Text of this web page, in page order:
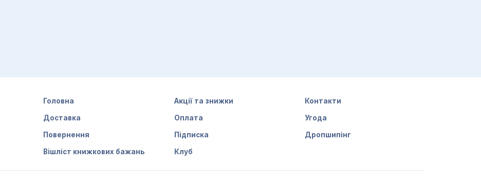
Головна Акції та знижки Контакти
Доставка Оплата Угода
Повернення Підписка Дропшипінг
Вішліст книжкових бажань Клуб